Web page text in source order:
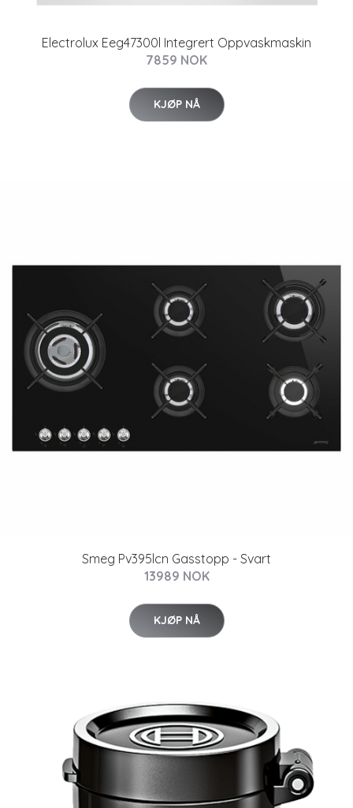
Electrolux Eeg47300l Integrert Oppvaskmaskin
7859 NOK
KJØP NÅ
Smeg Pv395lcn Gasstopp - Svart
13989 NOK
KJØP NÅ